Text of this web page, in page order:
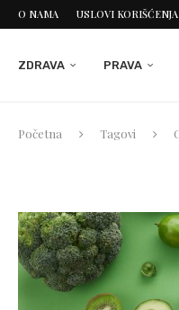
O NAMA USLOVI KORIŠĆENJA
ZDRAVA PRAVA
Početna Tagovi